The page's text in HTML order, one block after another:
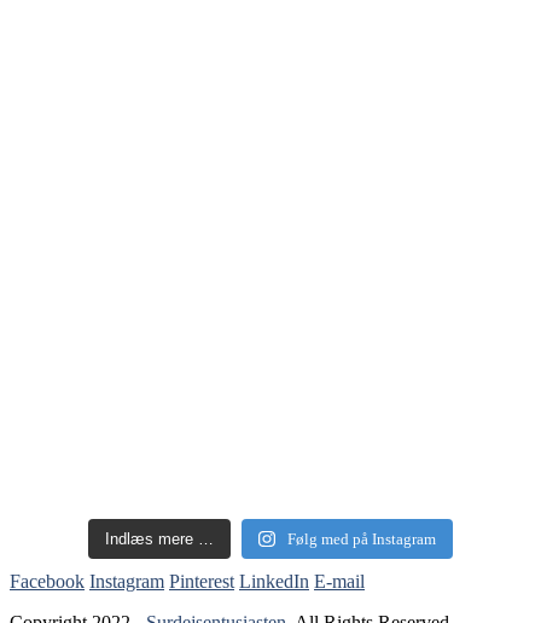
Indlæs mere … Følg med på Instagram
Facebook Instagram Pinterest LinkedIn E-mail